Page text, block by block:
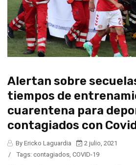
Alertan sobre
tiempos de
cuarentena para
contagiados con
By Ericko Laguardia
2 julio, 2021
/
Tags: contagiados, COVID-19